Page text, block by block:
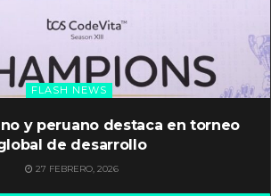
FLASH NEWS
y peruano destaca en torneo
de desarrollo
27 FEBRERO, 2026